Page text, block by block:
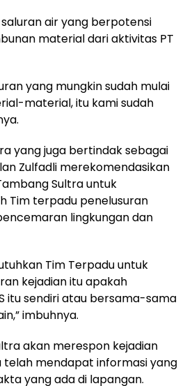
air yang berpotensi
material dari aktivitas PT
yang mungkin sudah mulai
material, itu kami sudah
yang juga bertindak sebagai
Zulfadli merekomendasikan
Sultra untuk
Tim terpadu penelusuran
lingkungan dan
Tim Terpadu untuk
kejadian itu apakah
itu sendiri atau bersama-sama
imbuhnya.
akan merespon kejadian
mendapat informasi yang
yang ada di lapangan.